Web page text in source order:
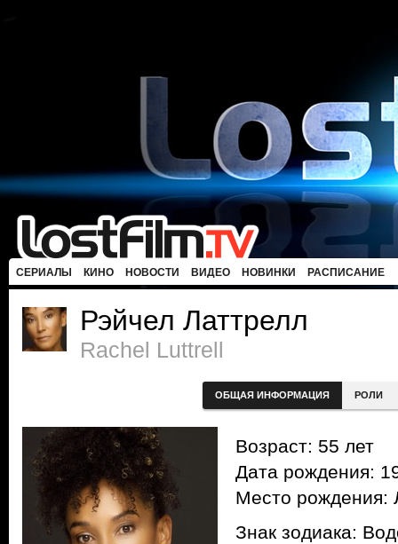
СЕРИАЛЫ КИНО НОВОСТИ ВИДЕО НОВИНКИ РАСПИСАНИЕ
Рэйчел Латтрелл
Rachel Luttrell
ОБЩАЯ ИНФОРМАЦИЯ РОЛИ
Возраст: 55 лет
Дата рождения:
Место рождения:
Знак зодиака: